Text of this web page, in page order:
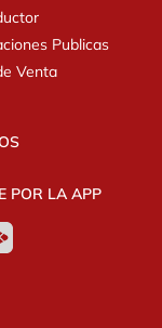
Publicas
Venta
POR LA APP